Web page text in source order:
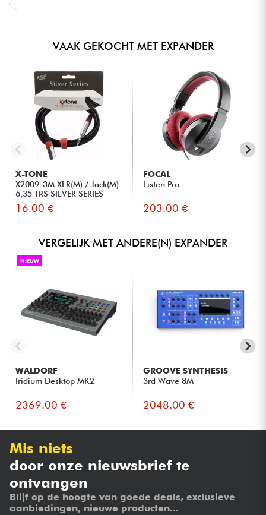
VAAK GEKOCHT MET EXPANDER
X-TONE
X2009-3M XLR(M) / Jack(M)
6,35 TRS SILVER SERIES
16.00 €
FOCAL
Listen Pro
203.00 €
VERGELIJK MET ANDERE(N) EXPANDER
NIEUW
WALDORF
Iridium Desktop MK2
2369.00 €
GROOVE SYNTHESIS
3rd Wave 8M
2048.00 €
Mis niets
door onze nieuwsbrief te
ontvangen
Blijf op de hoogte van goede deals, exclusieve
aanbiedingen, nieuwe producten...